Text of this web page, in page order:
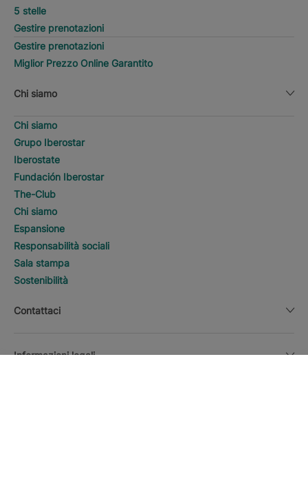
5 stelle
Gestire prenotazioni
Gestire prenotazioni
Miglior Prezzo Online Garantito
Chi siamo
Chi siamo
Grupo Iberostar
Iberostate
Fundación Iberostar
The-Club
Chi siamo
Espansione
Responsabilità sociali
Sala stampa
Sostenibilità
Contattaci
Informazioni legali